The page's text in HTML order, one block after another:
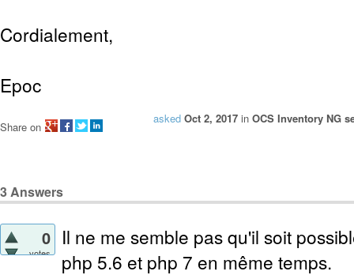
Cordialement,
Epoc
asked Oct 2, 2017 in OCS Inventory NG
Share on
3Answers
0
votes
Il ne me semble pas qu'il soit
php 5.6 et php 7 en même temps.